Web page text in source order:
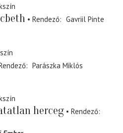
Rendező
Gavriil Pinte
Parászka Miklós
herceg
Rendező